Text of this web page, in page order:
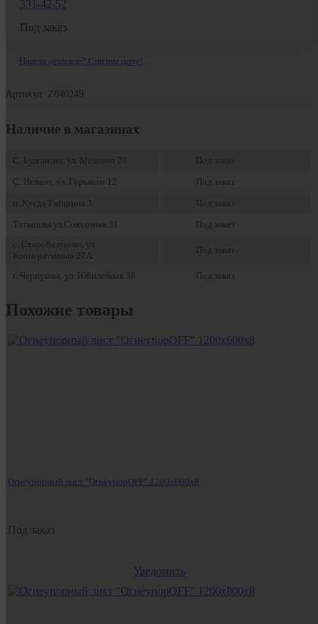
331-42-52
Под заказ
Нашли дешевле? Снизим цену!
Артикул: Z040249
Наличие в магазинах
С. Булгаково, ул. Медовая 20
Под заказ
С. Иглино, ул. Горького 12
Под заказ
п. Куеда Гагарина 3
Под заказ
Татышлы ул.Совхозная 31
Под заказ
с. Старобалтаево, ул.
Кооперативная 27А
Под заказ
г. Чернушка, ул. Юбилейная 38 Под заказ
Похожие товары
Огнеупорный лист "ОгнеупорOFF" 1200x600x8
Под заказ
Уведомить